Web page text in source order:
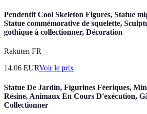
Pendentif Cool Skeleton Figures, Statue
Statue commémorative de squelette,
gothique à collectionner, Décoration
Rakuten FR
14.06 EURVoir le prix
Statue De Jardin, Figurines Féeriques,
Résine, Animaux En Cours D'exécution,
Collectionner